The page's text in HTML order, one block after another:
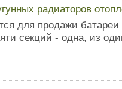
радиаторов
для продажи
секций - одна, из